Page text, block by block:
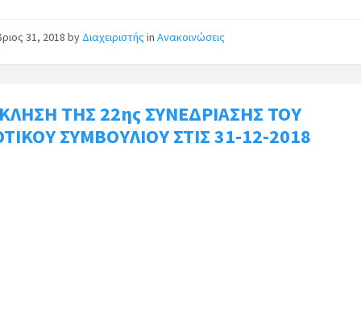
31, 2018by Διαχειριστής inΑνακοινώσεις
ΤΗΣ 22ης ΣΥΝΕΔΡΙΑΣΗΣ ΤΟΥ
ΣΥΜΒΟΥΛΙΟΥ ΣΤΙΣ 31-12-2018